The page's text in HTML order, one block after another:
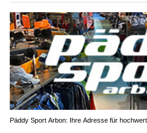
Päddy Sport Arbon: Ihre Adresse für